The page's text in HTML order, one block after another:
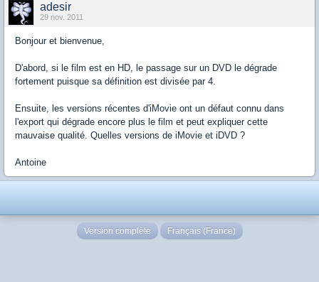
adesir
29 nov. 2011
Bonjour et bienvenue,
D'abord, si le film est en HD, le passage sur un DVD le dégrade
fortement puisque sa définition est divisée par 4.
Ensuite, les versions récentes d'iMovie ont un défaut connu dans
l'export qui dégrade encore plus le film et peut expliquer cette
mauvaise qualité. Quelles versions de iMovie et iDVD ?
Antoine
Version complète Français (France)